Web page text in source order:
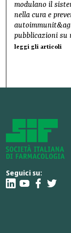
modulano il
nella cura e
pubblicazioni su
leggi gli articoli
Seguici su: